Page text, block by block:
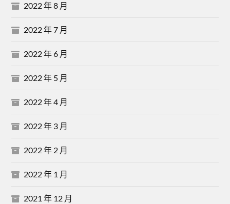
2022 年 8 月
2022 年 7 月
2022 年 6 月
2022 年 5 月
2022 年 4 月
2022 年 3 月
2022 年 2 月
2022 年 1 月
2021 年 12 月